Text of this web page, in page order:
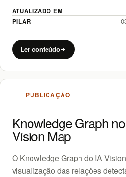
ATUALIZADO EM
PILAR
Ler conteúdo
PUBLICAÇÃO
Knowledge Graph
Vision Map
O Knowledge Graph do IA
visualização das relações